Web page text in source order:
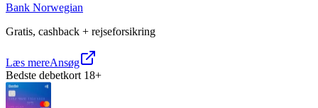
Bank Norwegian
Gratis, cashback + rejseforsikring
Læs mereAnsøg
Bedste debetkort 18+